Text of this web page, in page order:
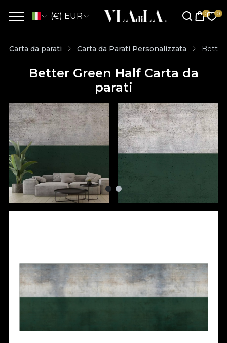
(€) EUR
Carta da parati Carta da Parati Personalizzata Better
Better Green Half Carta da
parati